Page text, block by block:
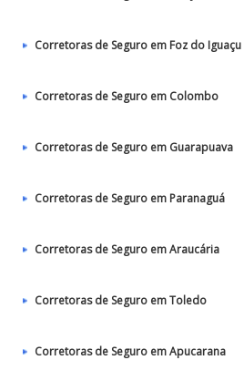
Corretoras de Seguro em Foz do Iguaçu
Corretoras de Seguro em Colombo
Corretoras de Seguro em Guarapuava
Corretoras de Seguro em Paranaguá
Corretoras de Seguro em Araucária
Corretoras de Seguro em Toledo
Corretoras de Seguro em Apucarana